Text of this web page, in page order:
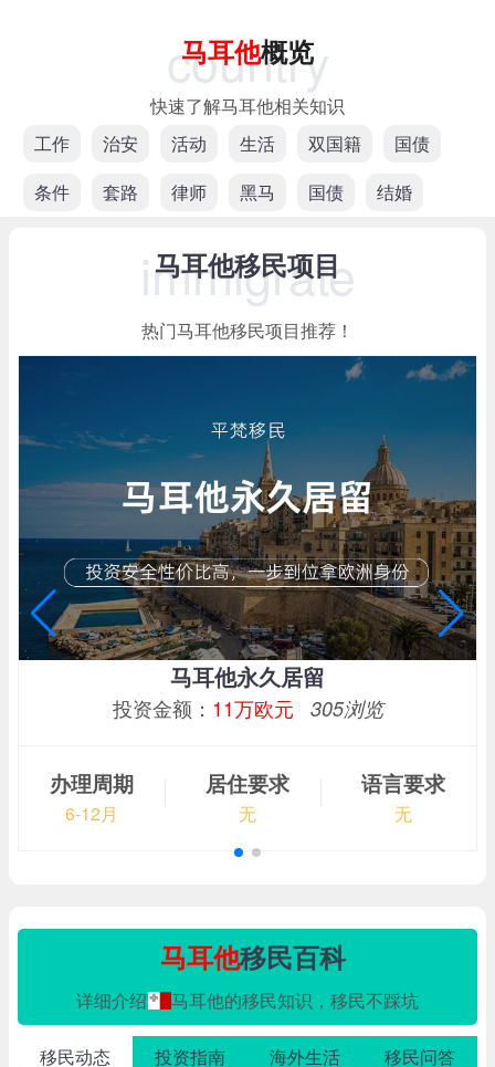
马耳他概览
country
快速了解马耳他相关知识
工作
治安 活动 生活 双国籍
国债
条件
套路 律师 黑马 国债 结婚
马耳他移民项目
immigrate
热门马耳他移民项目推荐！
马耳他永久居留
投资金额： 11万欧元 305浏览
办理周期
6-12月
居住要求
无
语言要求
无
马耳他移民百科
详细介绍 马耳他的移民知识，移民不踩坑
移民动态 投资指南 海外生活
移民问答